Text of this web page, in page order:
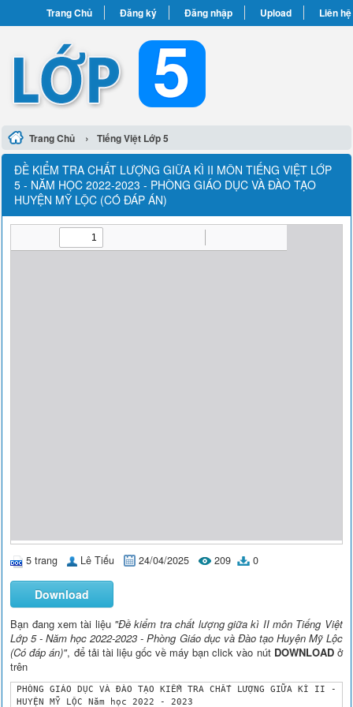
Trang Chủ Đăng ký Đăng nhập Upload Liên hệ
Trang Chủ › Tiếng Việt Lớp 5
ĐỀ KIỂM TRA CHẤT LƯỢNG GIỮA KÌ II MÔN TIẾNG VIỆT LỚP
5 - NĂM HỌC 2022-2023 - PHÒNG GIÁO DỤC VÀ ĐÀO TẠO
HUYỆN MỸ LỘC (CÓ ĐÁP ÁN)
5 trang Lê Tiếu 24/04/2025 209 0
Download
Bạn đang xem tài liệu "Đề kiểm tra chất lượng giữa kì II môn Tiếng Việt
Lớp 5 - Năm học 2022-2023 - Phòng Giáo dục và Đào tạo Huyện Mỹ Lộc
(Có đáp án)", để tải tài liệu gốc về máy bạn click vào nút DOWNLOADở
trên
PHÒNG GIÁO DỤC VÀ ĐÀO TẠO KIỂM TRA CHẤT LƯỢNG GIỮA KÌ II -
HUYỆN MỸ LỘC Năm học 2022 - 2023